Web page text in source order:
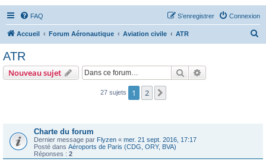
FAQ Connexion
S’enregistrer
Accueil Forum Aéronautique Aviation civile ATR
r
ATR
Nouveau sujet Rechercher
27 sujets 1 2
Charte du forum
Dernier message par Flyzen « mer. 21 sept. 2016, 17:17
Posté dans Aéroports de Paris (CDG, ORY, BVA)
Réponses : 2